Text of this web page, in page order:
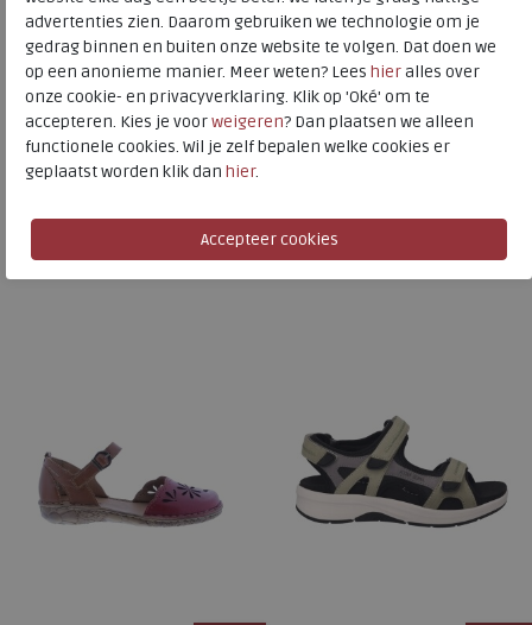
Josef Seibel
Toon alles vanJosef Seibel
Naar allesandalen
Naar alleJosef Seibel sandalen
Is dit iets voor u?
advertenties zien. Daarom gebruiken we technologie om je
gedrag binnen en buiten onze website te volgen. Dat doen we
op een anonieme manier. Meer weten? Lees hieralles over
onze cookie- en privacyverklaring. Klik op 'Oké' om te
accepteren. Kies je voorweigeren? Dan plaatsen we alleen
functionele cookies. Wil je zelf bepalen welke cookies er
geplaatst worden klik dan hier.